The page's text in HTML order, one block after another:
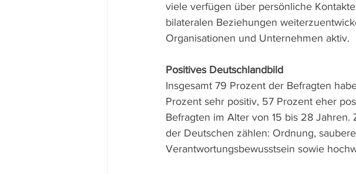
viele verfügen über persönliche
bilateralen Beziehungen
Organisationen und Unternehmen aktiv.
Positives Deutschlandbild
Insgesamt 79 Prozent der Befragten
Prozent sehr positiv, 57 Prozent eher
Befragten im Alter von 15 bis 28
der Deutschen zählen: Ordnung,
Verantwortungsbewusstsein sowie